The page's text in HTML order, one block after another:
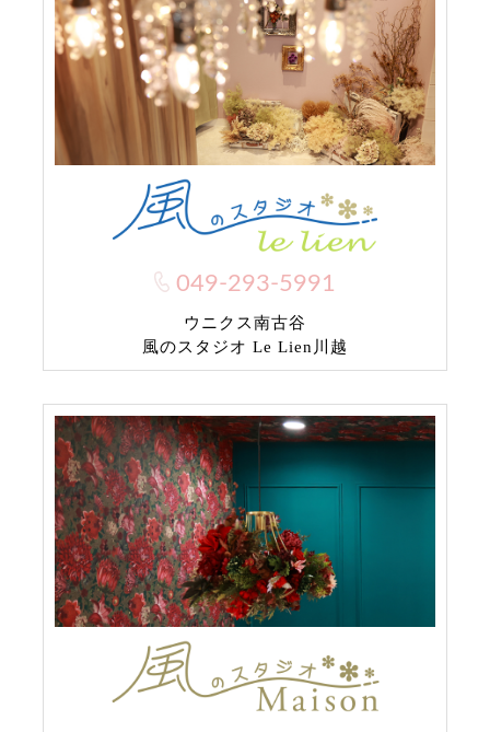
049-293-5991
ウニクス南古谷
風のスタジオ Le Lien川越